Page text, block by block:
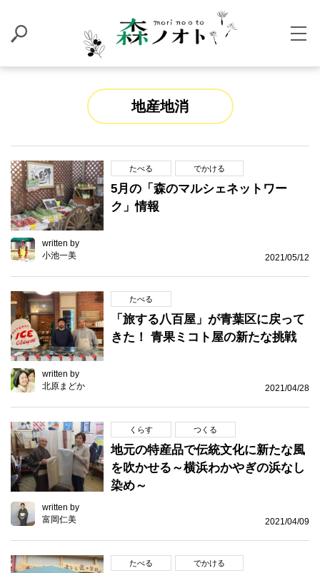
地産地消
たべる でかける
5月の「森のマルシェネットワー
ク」情報
written by
小池一美
2021/05/12
たべる
「旅する八百屋」が青葉区に戻って
きた！ 青果ミコト屋の新たな挑戦
written by
北原まどか
2021/04/28
くらす つくる
地元の特産品で伝統文化に新たな風
を吹かせる～横浜わかやぎの浜なし
染め～
written by
富岡仁美
2021/04/09
たべる でかける